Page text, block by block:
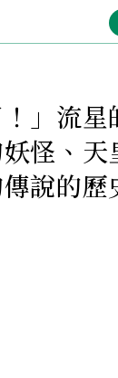
！」流星
怪、天
說的歷